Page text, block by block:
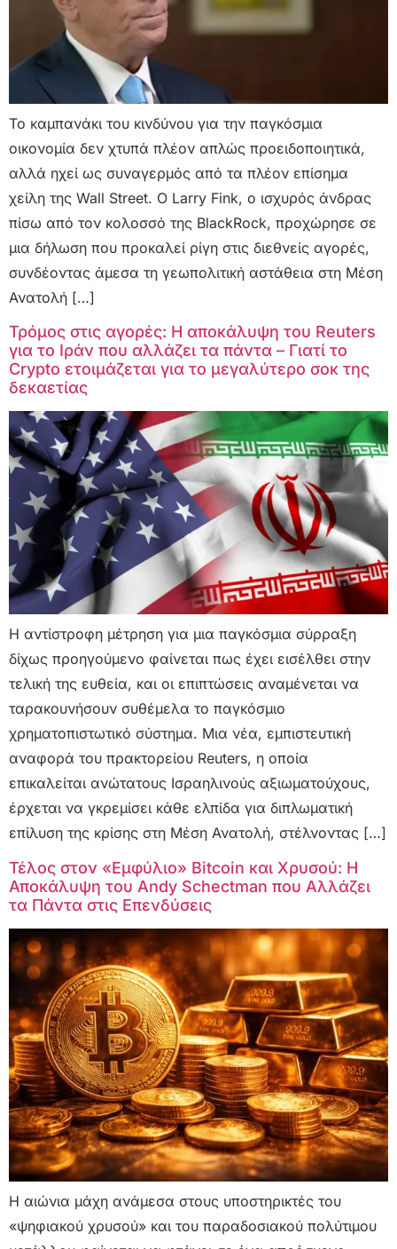
Το καμπανάκι του κινδύνου για την παγκόσμια
οικονομία δεν χτυπά πλέον απλώς προειδοποιητικά,
αλλά ηχεί ως συναγερμός από τα πλέον επίσημα
χείλη της Wall Street. Ο Larry Fink, ο ισχυρός άνδρας
πίσω από τον κολοσσό της BlackRock, προχώρησε σε
μια δήλωση που προκαλεί ρίγη στις διεθνείς αγορές,
συνδέοντας άμεσα τη γεωπολιτική αστάθεια στη Μέση
Ανατολή […]
Τρόμος στις αγορές: Η αποκάλυψη του Reuters
για το Ιράν που αλλάζει τα πάντα – Γιατί το
Crypto ετοιμάζεται για το μεγαλύτερο σοκ της
δεκαετίας
Η αντίστροφη μέτρηση για μια παγκόσμια σύρραξη
δίχως προηγούμενο φαίνεται πως έχει εισέλθει στην
τελική της ευθεία, και οι επιπτώσεις αναμένεται να
ταρακουνήσουν συθέμελα το παγκόσμιο
χρηματοπιστωτικό σύστημα. Μια νέα, εμπιστευτική
αναφορά του πρακτορείου Reuters, η οποία
επικαλείται ανώτατους Ισραηλινούς αξιωματούχους,
έρχεται να γκρεμίσει κάθε ελπίδα για διπλωματική
επίλυση της κρίσης στη Μέση Ανατολή, στέλνοντας […]
Τέλος στον «Εμφύλιο» Bitcoin και Χρυσού: Η
Αποκάλυψη του Andy Schectman που Αλλάζει
τα Πάντα στις Επενδύσεις
Η αιώνια μάχη ανάμεσα στους υποστηρικτές του
«ψηφιακού χρυσού» και του παραδοσιακού πολύτιμου